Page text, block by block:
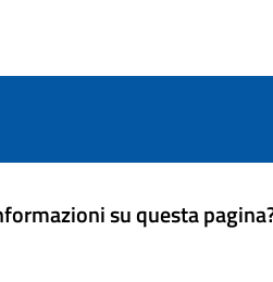
su questa